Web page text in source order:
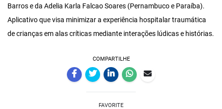
Barros e da Adelia Karla Falcao Soares (Pernambuco e Paraíba).
Aplicativo que visa minimizar a experiência hospitalar traumática
de crianças em alas críticas mediante interações lúdicas e histórias.
COMPARTILHE
FAVORITE